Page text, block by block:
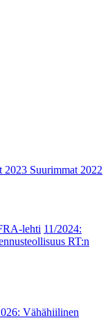
2023 Suurimmat 2022
lehti 11/2024:
RT:n
Vähähiilinen